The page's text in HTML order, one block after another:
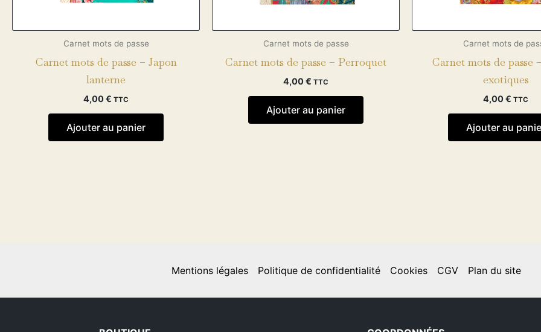
Carnet mots de passe
Carnet mots de passe – Japon
lanterne
4,00€ TTC
Ajouter au panier
Carnet mots de passe
Carnet mots de passe – Perroquet
4,00€ TTC
Ajouter au panier
Carnet mots de
Carnet mots de passe
exotiques
4,00€ TTC
Ajouter au
Mentions légales Politique de confidentialité Cookies CGV Plan du site